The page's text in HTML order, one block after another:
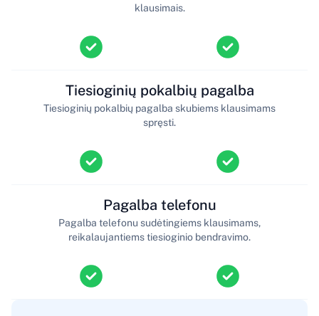
klausimais.
Tiesioginių pokalbių pagalba
Tiesioginių pokalbių pagalba skubiems klausimams
spręsti.
Pagalba telefonu
Pagalba telefonu sudėtingiems klausimams,
reikalaujantiems tiesioginio bendravimo.